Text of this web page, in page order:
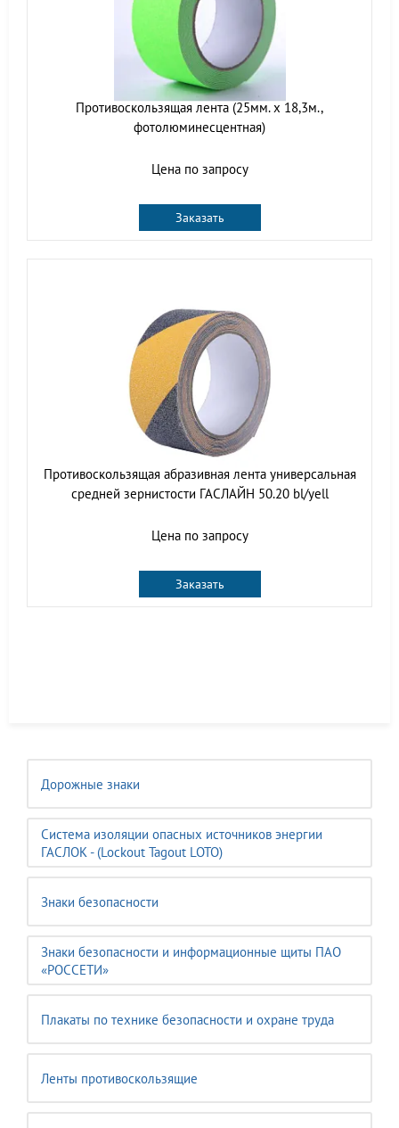
Дорожные знаки
Система изоляции опасных источников энергии
ГАСЛОК - (Lockout Tagout LOTO)
Знаки безопасности
Знаки безопасности и информационные щиты ПАО
«РОССЕТИ»
Плакаты по технике безопасности и охране труда
Ленты противоскользящие
Противоскользящая лента (25мм. x 18,3м.,
фотолюминесцентная)
Цена по запросу
Заказать
Противоскользящая абразивная лента универсальная
средней зернистости ГАСЛАЙН 50.20 bl/yell
Цена по запросу
Заказать